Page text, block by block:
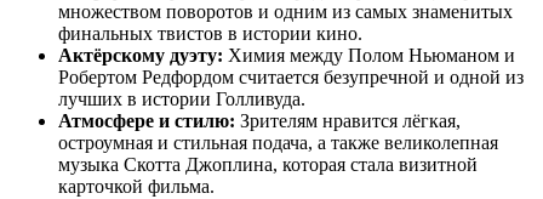
множеством поворотов и одним из самых знаменитых
финальных твистов в истории кино.
Актёрскому дуэту: Химия между Полом Ньюманом и
Робертом Редфордом считается безупречной и одной из
лучших в истории Голливуда.
Атмосфере и стилю: Зрителям нравится лёгкая,
остроумная и стильная подача, а также великолепная
музыка Скотта Джоплина, которая стала визитной
карточкой фильма.